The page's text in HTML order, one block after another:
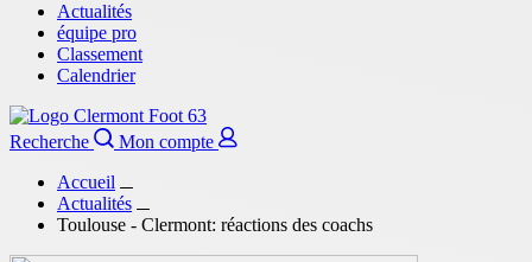
Actualités
équipe pro
Classement
Calendrier
Recherche
Mon compte
Accueil
Actualités
Toulouse - Clermont: réactions des coachs